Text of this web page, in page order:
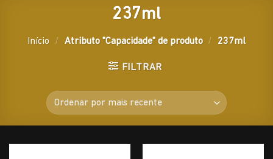
237ml
Início / Atributo "Capacidade" de produto / 237ml
FILTRAR